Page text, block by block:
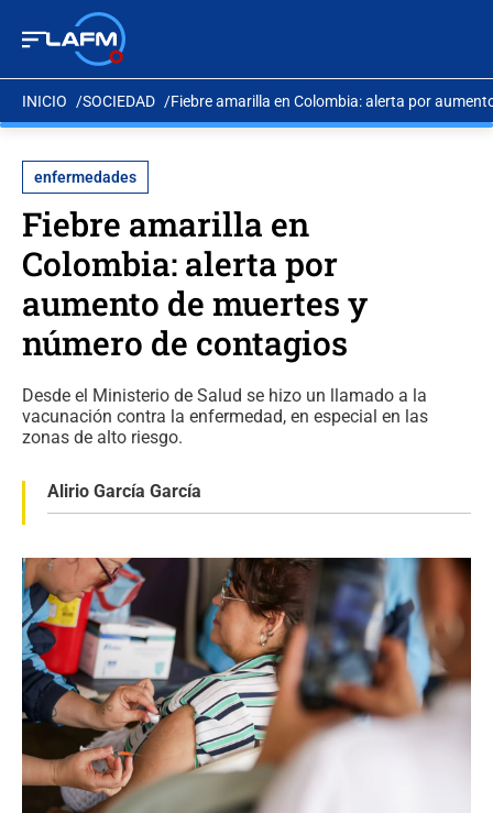
INICIO SOCIEDAD Fiebre amarilla en Colombia: alerta por
enfermedades
Fiebre amarilla en
Colombia: alerta por
aumento de muertes y
número de contagios
Desde el Ministerio de Salud se hizo un llamado a la
vacunación contra la enfermedad, en especial en las
zonas de alto riesgo.
Alirio García García